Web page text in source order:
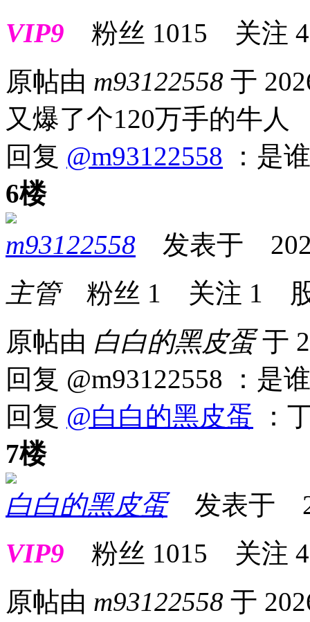
VIP9 粉丝 1015 关注
原帖由 m93122558 于
又爆了个120万手的牛人
回复 @m93122558 ：是谁
6楼
m93122558 发表于
主管粉丝 1 关注 1
原帖由 白白的黑皮蛋于
回复 @m93122558 ：是谁
回复 @白白的黑皮蛋 ：
7楼
白白的黑皮蛋发表于
VIP9 粉丝 1015 关注
原帖由 m93122558 于